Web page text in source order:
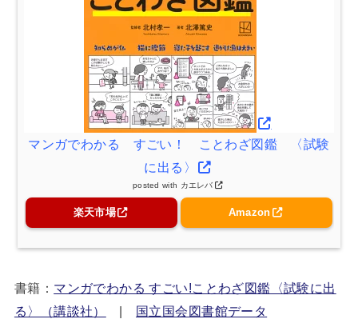
マンガでわかる すごい！ ことわざ図鑑 〈試験
に出る〉
posted with カエレバ
楽天市場 Amazon
書籍： マンガでわかる すごい!ことわざ図鑑〈試験に出
る〉（講談社）
| 国立国会図書館データ